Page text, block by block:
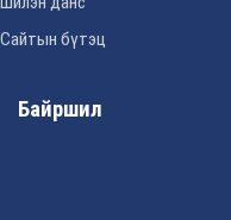
Сайтын бүтэц
Байршил